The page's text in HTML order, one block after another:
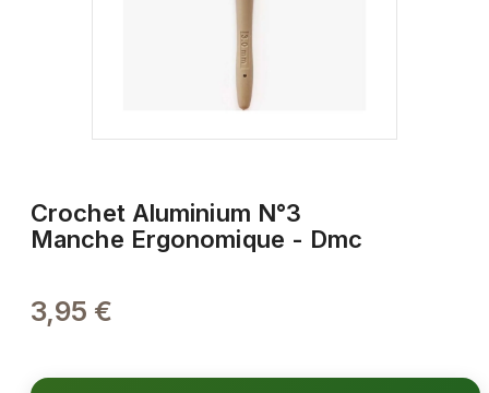
Crochet Aluminium N°3
Manche Ergonomique - Dmc
3,95 €